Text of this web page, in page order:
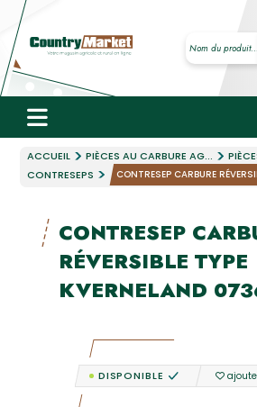
ACCUEIL PIÈCES AU CARBURE AG...
CONTRESEPS
CONTRESEP CARBURE
CONTRESEP
RÉVERSIBLE TYPE
KVERNELAND
DISPONIBLE